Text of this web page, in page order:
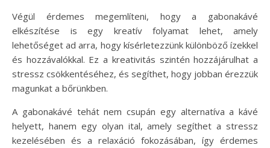
Végül érdemes megemlíteni, hogy a gabonakávé
elkészítése is egy kreatív folyamat lehet, amely
lehetőséget ad arra, hogy kísérletezzünk különböző ízekkel
és hozzávalókkal. Ez a kreativitás szintén hozzájárulhat a
stressz csökkentéséhez, és segíthet, hogy jobban érezzük
magunkat a bőrünkben.
A gabonakávé tehát nem csupán egy alternatíva a kávé
helyett, hanem egy olyan ital, amely segíthet a stressz
kezelésében és a relaxáció fokozásában, így érdemes